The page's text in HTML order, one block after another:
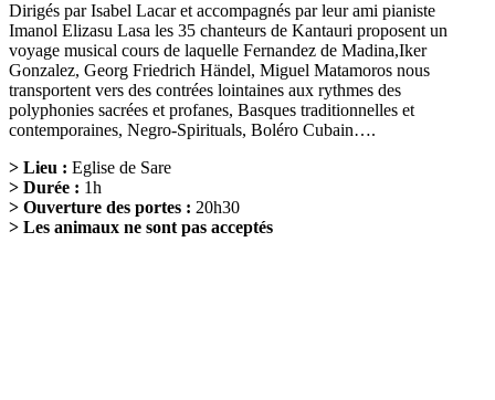
Dirigés par Isabel Lacar et accompagnés par leur ami pianiste
Imanol Elizasu Lasa les 35 chanteurs de Kantauri proposent un
voyage musical cours de laquelle Fernandez de Madina,Iker
Gonzalez, Georg Friedrich Händel, Miguel Matamoros nous
transportent vers des contrées lointaines aux rythmes des
polyphonies sacrées et profanes, Basques traditionnelles et
contemporaines, Negro-Spirituals, Boléro Cubain….
> Lieu : Eglise de Sare
> Durée : 1h
> Ouverture des portes : 20h30
> Les animaux ne sont pas acceptés